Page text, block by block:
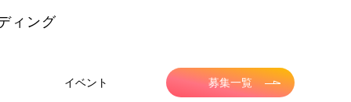
ィング
イベント 募集一覧